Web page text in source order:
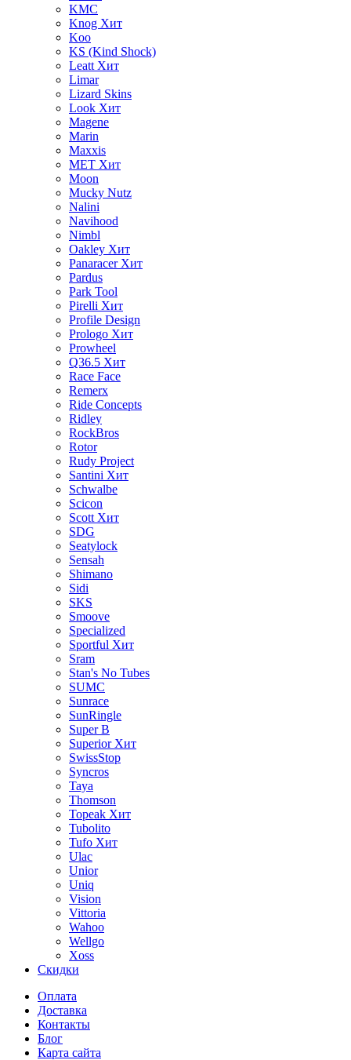
KMC
Knog Хит
Koo
KS (Kind Shock)
Leatt Хит
Limar
Lizard Skins
Look Хит
Magene
Marin
Maxxis
MET Хит
Moon
Mucky Nutz
Nalini
Navihood
Nimbl
Oakley Хит
Panaracer Хит
Pardus
Park Tool
Pirelli Хит
Profile Design
Prologo Хит
Prowheel
Q36.5 Хит
Race Face
Remerx
Ride Concepts
Ridley
RockBros
Rotor
Rudy Project
Santini Хит
Schwalbe
Scicon
Scott Хит
SDG
Seatylock
Sensah
Shimano
Sidi
SKS
Smoove
Specialized
Sportful Хит
Sram
Stan's No Tubes
SUMC
Sunrace
SunRingle
Super B
Superior Хит
SwissStop
Syncros
Taya
Thomson
Topeak Хит
Tubolito
Tufo Хит
Ulac
Unior
Uniq
Vision
Vittoria
Wahoo
Wellgo
Xoss
Скидки
Оплата
Доставка
Контакты
Блог
Карта сайта